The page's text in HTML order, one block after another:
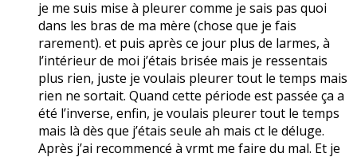
je me suis mise à pleurer comme je sais pas quoi
dans les bras de ma mère (chose que je fais
rarement). et puis après ce jour plus de larmes, à
l’intérieur de moi j’étais brisée mais je ressentais
plus rien, juste je voulais pleurer tout le temps mais
rien ne sortait. Quand cette période est passée ça a
été l’inverse, enfin, je voulais pleurer tout le temps
mais là dès que j’étais seule ah mais ct le déluge.
Après j’ai recommencé à vrmt me faire du mal. Et je